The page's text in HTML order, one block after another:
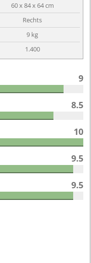
60 x 84 x 64 cm
Rechts
9 kg
1.400
9
8.5
10
9.5
9.5